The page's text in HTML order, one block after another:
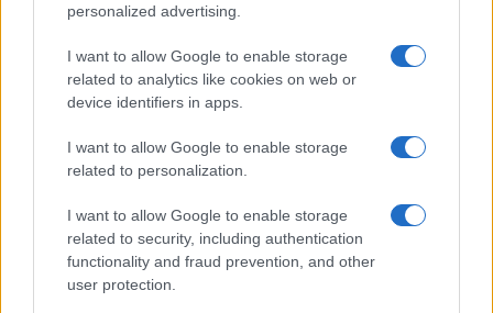
personalized advertising.
I want to allow Google to enable storage
related to analytics like cookies on web or
device identifiers in apps.
I want to allow Google to enable storage
related to personalization.
I want to allow Google to enable storage
related to security, including authentication
functionality and fraud prevention, and other
user protection.
ΣΑΝ ΣΗΜΕΡΑ – 7 Αυγούστου 626: Η
Κωνσταντινούπολη σώζεται από
Αβάρους και Πέρσες
«Στη φόρα» για πρώτη φορά
βομβαρδιστικό H-6N με τον πυρηνικό
βαλλιστικό πύραυλο JL-1 εν πτήσει –
Βίντεο